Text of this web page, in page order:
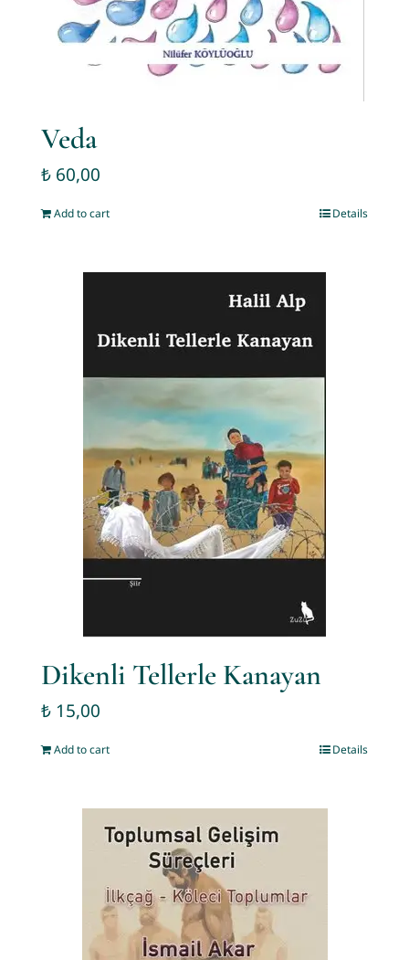
Veda
₺ 60,00
Add to cart Details
Dikenli Tellerle Kanayan
₺ 15,00
Add to cart Details